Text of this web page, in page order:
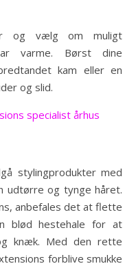
og vælg om muligt
varme. Børst dine
kam eller en
og slid.
specialist århus
stylingprodukter med
udtørre og tynge håret.
anbefales det at flette
blød hestehale for at
knæk. Med den rette
forblive smukke